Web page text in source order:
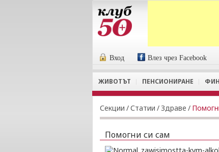
Вход Влез чрез Facebook
ЖИВОТЪТ ПЕНСИОНИРАНЕ
Секции /Статии / Здраве /
Помогни си сам